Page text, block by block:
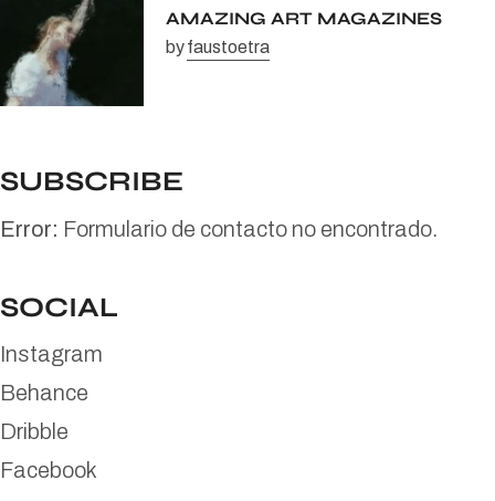
AMAZING ART MAGAZINES
byfaustoetra
SUBSCRIBE
Error: Formulario de contacto no encontrado.
SOCIAL
Instagram
Behance
Dribble
Facebook